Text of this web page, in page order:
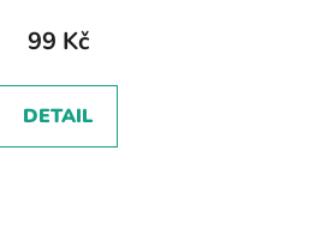
99 Kč
DETAIL